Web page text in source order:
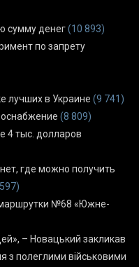
сумму денег(10 893)
по запрету
лучших в Украине (9 741)
(8 809)
4 тыс. долларов
где можно получить
№68 «Южне-
– Новацький закликав
з полеглими військовими